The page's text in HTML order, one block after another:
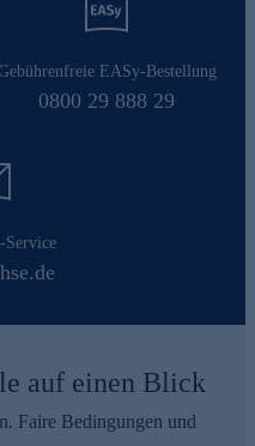
EASy-Bestellung
0800 29 888 29
auf einen Blick
Faire Bedingungen und